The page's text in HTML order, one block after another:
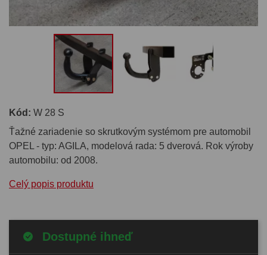
Kód: W 28 S
Ťažné zariadenie so skrutkovým systémom pre automobil
OPEL - typ: AGILA, modelová rada: 5 dverová. Rok výroby
automobilu: od 2008.
Celý popis produktu
Dostupné ihneď